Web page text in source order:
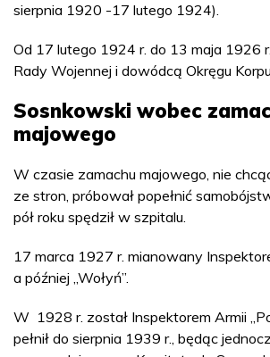
sierpnia 1920 -17 lutego 1924).
Od 17 lutego 1924 r. do 13 maja 1926
Rady Wojennej i dowódcą Okręgu
Sosnkowski wobec
majowego
W czasie zamachu majowego, nie
ze stron, próbował popełnić
pół roku spędził w szpitalu.
17 marca 1927 r. mianowany
a później „Wołyń”.
W 1928 r. został Inspektorem Armii
pełnił do sierpnia 1939 r., będąc